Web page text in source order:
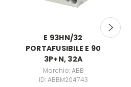
E 93HN/32
PORTAFUSIBILE E 90
3P+N, 32A
Marchio: ABB
ID: ABBM204743